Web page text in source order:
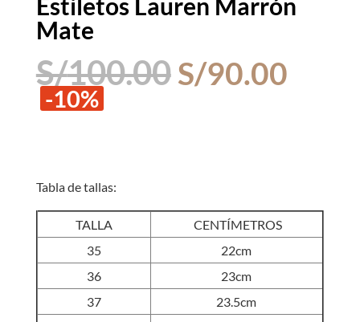
Mate
S/100.00 El
precio
S/90.00El
-10%
Tabla de tallas:
TALLA
CENTÍMETROS
35
22cm
36
23cm
37
23.5cm